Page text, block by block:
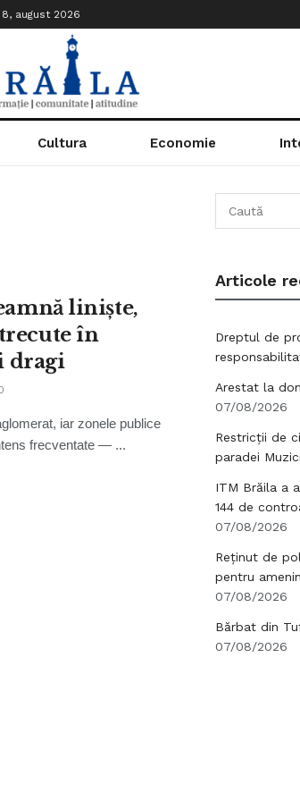
august 2026
Cultura Economie
liniște,
în
dragi
iar zonele publice
frecventate — ...
Articole
Dreptul de
Arestat la
07/08/2026
Restricții de
paradei
ITM Brăila a
144 de
07/08/2026
Reținut de
pentru
07/08/2026
Bărbat din
07/08/2026